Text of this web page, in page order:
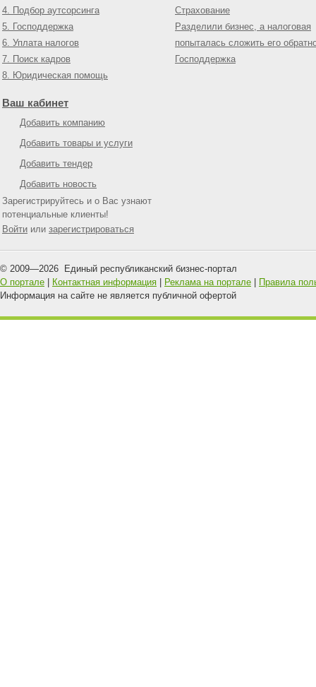
4. Подбор аутсорсинга
5. Господдержка
6. Уплата налогов
7. Поиск кадров
8. Юридическая помощь
Страхование
Разделили бизнес, а налоговая
попыталась сложить его
Господдержка
Ваш кабинет
Добавить компанию
Добавить товары и услуги
Добавить тендер
Добавить новость
Зарегистрируйтесь и о Вас узнают
потенциальные клиенты!
Войти или зарегистрироваться
© 2009—2026 Единый республиканский бизнес-портал
О портале
Контактная информация Реклама на портале
Правила
Информация на сайте не является публичной офертой